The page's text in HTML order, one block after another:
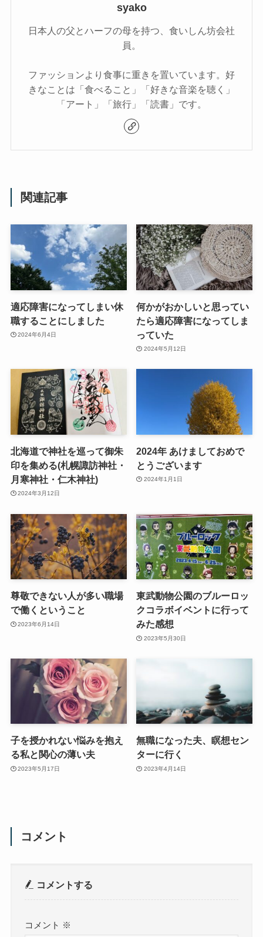
syako
日本人の父とハーフの母を持つ、食いしん坊会社
員。
ファッションより食事に重きを置いています。好
きなことは「食べること」「好きな音楽を聴く」
「アート」「旅行」「読書」です。
関連記事
適応障害になってしまい休
職することにしました
2024年6月4日
何かがおかしいと思ってい
たら適応障害になってしま
っていた
2024年5月12日
北海道で神社を巡って御朱
印を集める(札幌諏訪神社・
月寒神社・仁木神社)
2024年3月12日
2024年 あけましておめで
とうございます
2024年1月1日
尊敬できない人が多い職場
で働くということ
2023年6月14日
東武動物公園のブルーロッ
クコラボイベントに行って
みた感想
2023年5月30日
子を授かれない悩みを抱え
る私と関心の薄い夫
2023年5月17日
無職になった夫、瞑想セン
ターに行く
2023年4月14日
コメント
コメントする
コメント ※